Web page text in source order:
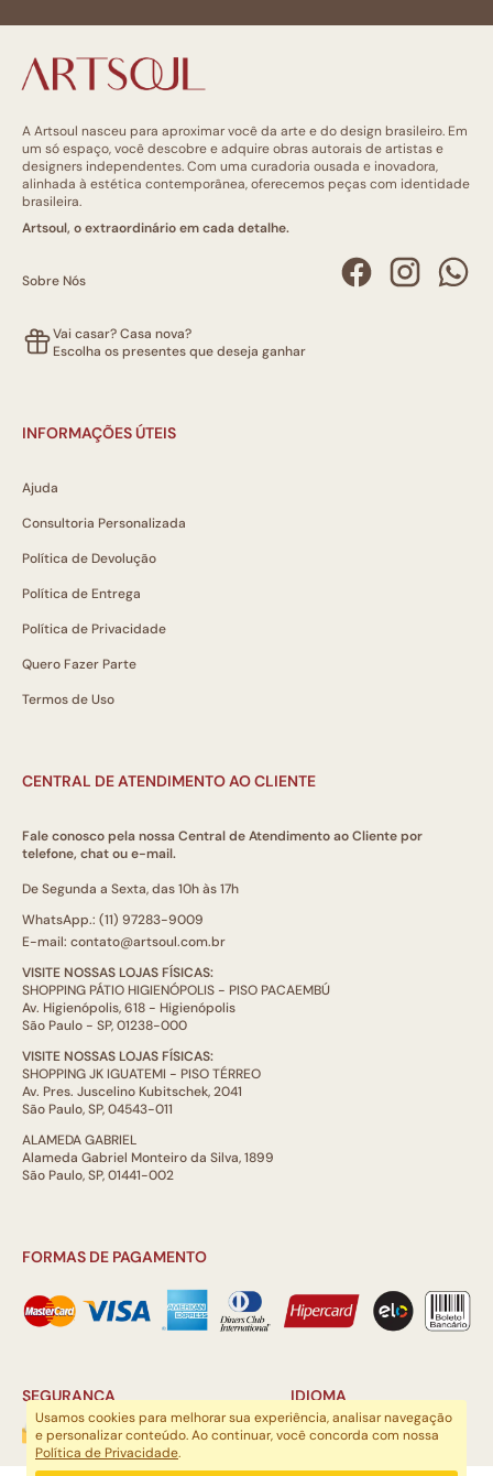
A Artsoul nasceu para aproximar você da arte e do design brasileiro. Em
um só espaço, você descobre e adquire obras autorais de artistas e
designers independentes. Com uma curadoria ousada e inovadora,
alinhada à estética contemporânea, oferecemos peças com identidade
brasileira.
Artsoul, o extraordinário em cada detalhe.
Sobre Nós
Vai casar? Casa nova?
Escolha os presentes que deseja ganhar
INFORMAÇÕES ÚTEIS
Ajuda
Consultoria Personalizada
Política de Devolução
Política de Entrega
Política de Privacidade
Quero Fazer Parte
Termos de Uso
CENTRAL DE ATENDIMENTO AO CLIENTE
Fale conosco pela nossa Central de Atendimento ao Cliente por
telefone, chat ou e-mail.
De Segunda a Sexta, das 10h às 17h
WhatsApp.: (11) 97283-9009
E-mail: contato@artsoul.com.br
VISITE NOSSAS LOJAS FÍSICAS:
SHOPPING PÁTIO HIGIENÓPOLIS - PISO PACAEMBÚ
Av. Higienópolis, 618 - Higienópolis
São Paulo - SP, 01238-000
VISITE NOSSAS LOJAS FÍSICAS:
SHOPPING JK IGUATEMI - PISO TÉRREO
Av. Pres. Juscelino Kubitschek, 2041
São Paulo, SP, 04543-011
ALAMEDA GABRIEL
Alameda Gabriel Monteiro da Silva, 1899
São Paulo, SP, 01441-002
FORMAS DE PAGAMENTO
SEGURANÇA IDIOMA
Usamos cookies para melhorar sua experiência, analisar navegação
e personalizar conteúdo. Ao continuar, você concorda com nossa
Política de Privacidade.